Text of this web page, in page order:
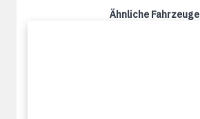
Ähnliche Fahrzeuge